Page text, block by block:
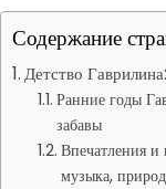
Содержание
Детство
Ранние годы
забавы
Впечатления и
музыка,